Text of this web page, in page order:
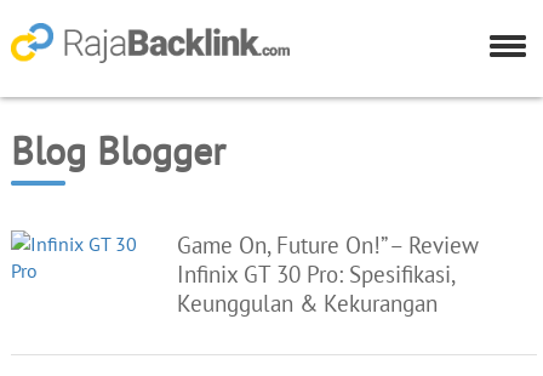
Blog Blogger
Game On, Future On!” – Review
Infinix GT 30 Pro: Spesifikasi,
Keunggulan & Kekurangan